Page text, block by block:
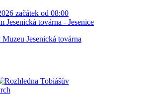
začátek od 08:00
Jesenická továrna - Jesenice
Jesenická továrna